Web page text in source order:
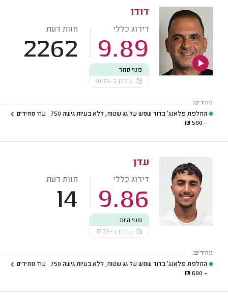
דודו
דירוג כללי
9.89
חוות דעת
2262
פנוי מחר
עודכן ב-10:35
מחירים:
החלפת פלאנג' בדוד שמש על גג שטוח, ללא בעיות גישה 750
- 500
₪
עוד מחירים
עדן
דירוג כללי
9.86
חוות דעת
14
פנוי היום
עודכן ב-17:29
מחירים:
החלפת פלאנג' בדוד שמש על גג שטוח, ללא בעיות גישה 750
- 600
₪
עוד מחירים